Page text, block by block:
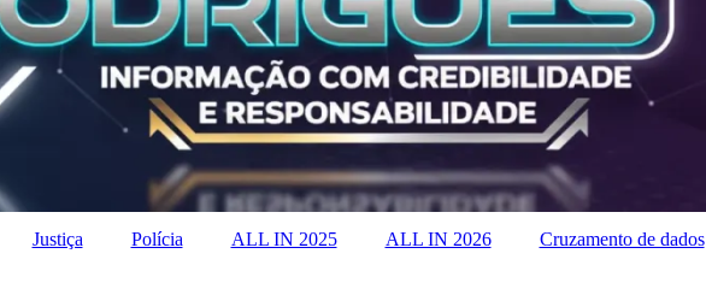
Justiça Polícia ALL IN 2025 ALL IN 2026 Cruzamento de dados